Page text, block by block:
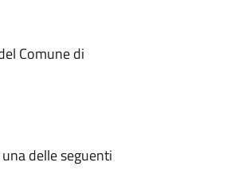
Comune di
delle seguenti